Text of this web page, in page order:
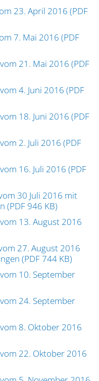
23. April 2016 (PDF
7. Mai 2016 (PDF
21. Mai 2016 (PDF
4. Juni 2016 (PDF
18. Juni 2016 (PDF
2. Juli 2016 (PDF
16. Juli 2016 (PDF
30 Juli 2016 mit
(PDF 946 KB)
13. August 2016
27. August 2016
(PDF 744 KB)
10. September
24. September
8. Oktober 2016
22. Oktober 2016